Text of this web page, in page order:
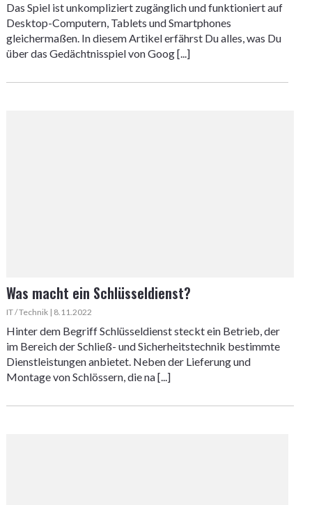
Das Spiel ist unkompliziert zugänglich und funktioniert auf
Desktop-Computern, Tablets und Smartphones
gleichermaßen. In diesem Artikel erfährst Du alles, was Du
über das Gedächtnisspiel von Goog [...]
Was macht ein Schlüsseldienst?
IT / Technik | 8.11.2022
Hinter dem Begriff Schlüsseldienst steckt ein Betrieb, der
im Bereich der Schließ- und Sicherheitstechnik bestimmte
Dienstleistungen anbietet. Neben der Lieferung und
Montage von Schlössern, die na [...]